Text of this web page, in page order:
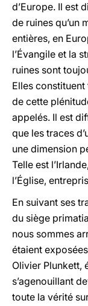
d’Europe. Il est
de ruines qu’un
entières, en
l’Évangile et la
ruines sont
Elles
de cette
appelés. Il est
que les traces
une dimension
Telle est
l’Église,
En suivant ses
du siège
nous sommes
étaient
Olivier Plunkett,
s’agenouillant
toute la vérité